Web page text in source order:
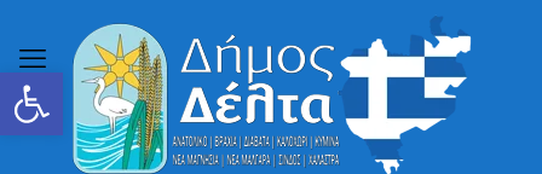
Ανοίξτε τη γραμμή εργαλείων